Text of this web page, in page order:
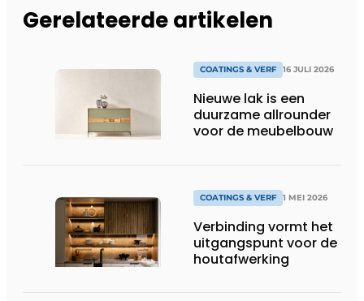
Gerelateerde artikelen
COATINGS & VERF 16 JULI 2026
Nieuwe lak is een
duurzame allrounder
voor de meubelbouw
COATINGS & VERF 1 MEI 2026
Verbinding vormt het
uitgangspunt voor de
houtafwerking